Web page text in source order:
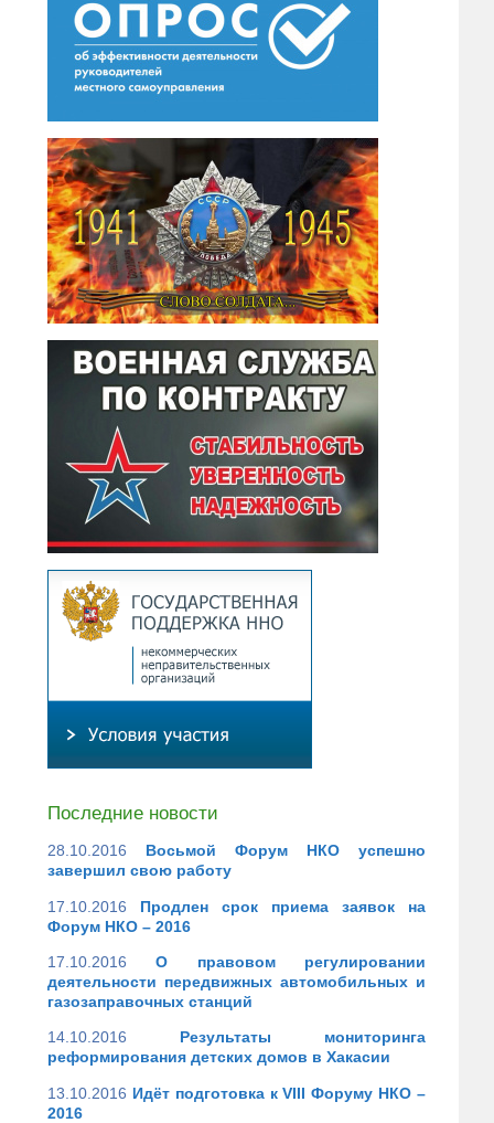
Последние новости
28.10.2016
Восьмой Форум НКО успешно
завершил свою работу
17.10.2016
Продлен срок приема заявок на
Форум НКО – 2016
17.10.2016
О правовом регулировании
деятельности передвижных автомобильных и
газозаправочных станций
14.10.2016
Результаты мониторинга
реформирования детских домов в Хакасии
13.10.2016 Идёт подготовка к VIII Форуму НКО –
2016